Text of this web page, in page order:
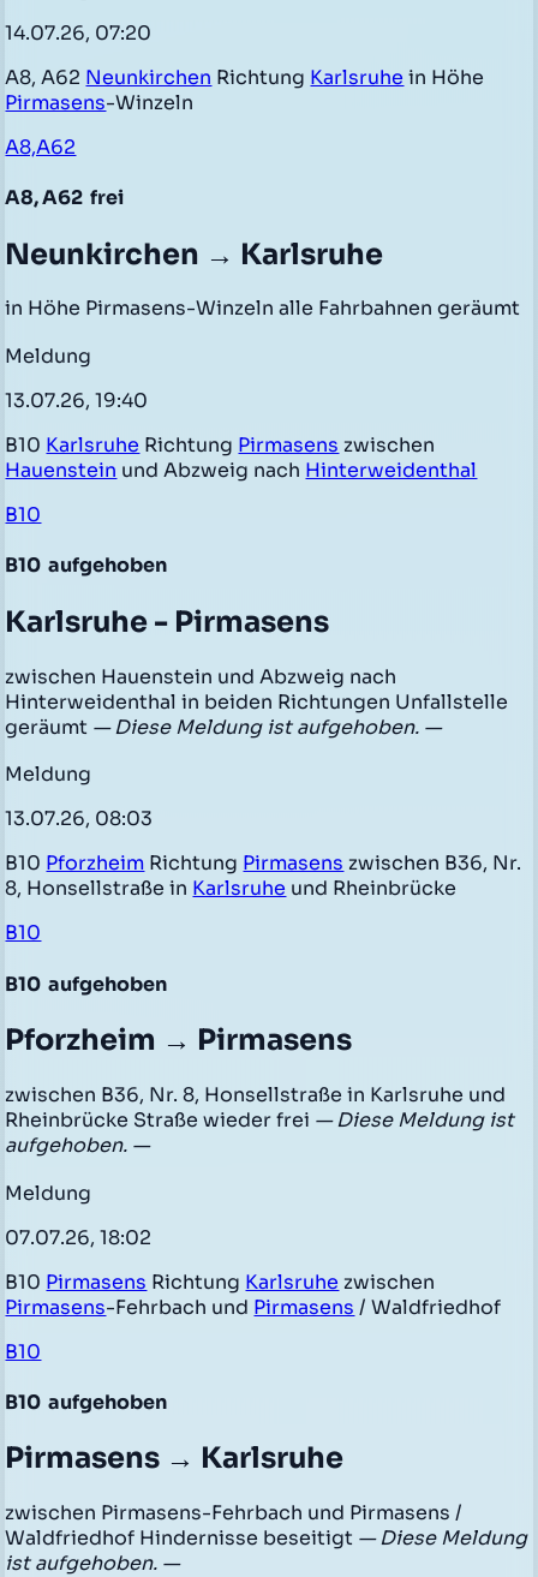
14.07.26, 07:20
A8, A62 Neunkirchen Richtung Karlsruhe in Höhe
Pirmasens-Winzeln
A8,A62
A8, A62 frei
Neunkirchen → Karlsruhe
in Höhe Pirmasens-Winzeln alle Fahrbahnen geräumt
Meldung
13.07.26, 19:40
B10 Karlsruhe Richtung Pirmasens zwischen
Hauenstein und Abzweig nach Hinterweidenthal
B10
B10 aufgehoben
Karlsruhe - Pirmasens
zwischen Hauenstein und Abzweig nach
Hinterweidenthal in beiden Richtungen Unfallstelle
geräumt — Diese Meldung ist aufgehoben. —
Meldung
13.07.26, 08:03
B10 Pforzheim Richtung Pirmasens zwischen B36, Nr.
8, Honsellstraße in Karlsruhe und Rheinbrücke
B10
B10 aufgehoben
Pforzheim → Pirmasens
zwischen B36, Nr. 8, Honsellstraße in Karlsruhe und
Rheinbrücke Straße wieder frei — Diese Meldung ist
aufgehoben. —
Meldung
07.07.26, 18:02
B10 Pirmasens Richtung Karlsruhe zwischen
Pirmasens-Fehrbach und Pirmasens / Waldfriedhof
B10
B10 aufgehoben
Pirmasens → Karlsruhe
zwischen Pirmasens-Fehrbach und Pirmasens /
Waldfriedhof Hindernisse beseitigt — Diese Meldung
ist aufgehoben. —